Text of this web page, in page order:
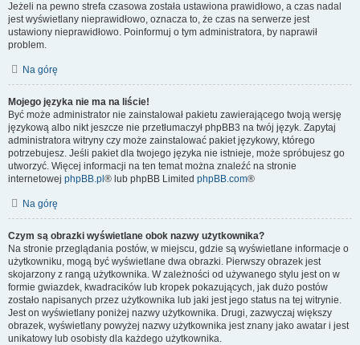
Jeżeli na pewno strefa czasowa została ustawiona prawidłowo, a czas nadal
jest wyświetlany nieprawidłowo, oznacza to, że czas na serwerze jest
ustawiony nieprawidłowo. Poinformuj o tym administratora, by naprawił
problem.
Na górę
Mojego języka nie ma na liście!
Być może administrator nie zainstalował pakietu zawierającego twoją wersję
językową albo nikt jeszcze nie przetłumaczył phpBB3 na twój język. Zapytaj
administratora witryny czy może zainstalować pakiet językowy, którego
potrzebujesz. Jeśli pakiet dla twojego języka nie istnieje, może spróbujesz go
utworzyć. Więcej informacji na ten temat można znaleźć na stronie
internetowej phpBB.pl ® lub phpBB Limited phpBB.com®
Na górę
Czym są obrazki wyświetlane obok nazwy użytkownika?
Na stronie przeglądania postów, w miejscu, gdzie są wyświetlane informacje o
użytkowniku, mogą być wyświetlane dwa obrazki. Pierwszy obrazek jest
skojarzony z rangą użytkownika. W zależności od używanego stylu jest on w
formie gwiazdek, kwadracików lub kropek pokazujących, jak dużo postów
zostało napisanych przez użytkownika lub jaki jest jego status na tej witrynie.
Jest on wyświetlany poniżej nazwy użytkownika. Drugi, zazwyczaj większy
obrazek, wyświetlany powyżej nazwy użytkownika jest znany jako awatar i jest
unikatowy lub osobisty dla każdego użytkownika.